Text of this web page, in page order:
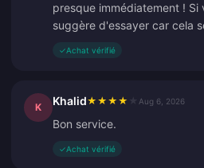
presque immédiatement ! Si
suggère d'essayer car cela
✓Achat vérifié
K Khalid★ ★ ★ ★ Aug 6, 2026
Bon service.
✓Achat vérifié